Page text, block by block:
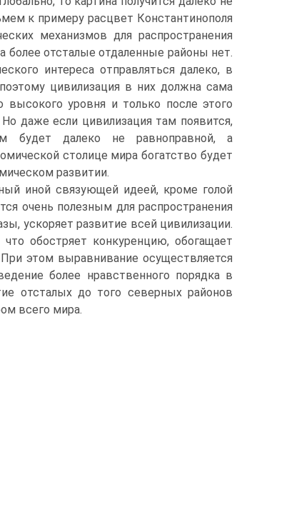
к примеру расцвет Константинополя
механизмов для распространения
более отсталые отдаленные районы нет.
интереса отправляться далеко, в
цивилизация в них должна сама
высокого уровня и только после этого
даже если цивилизация там появится,
будет далеко не равноправной, а
столице мира богатство будет
развитии.
иной связующей идеей, кроме голой
очень полезным для распространения
ускоряет развитие всей цивилизации.
обостряет конкуренцию, обогащает
этом выравнивание осуществляется
более нравственного порядка в
отсталых до того северных районов
всего мира.